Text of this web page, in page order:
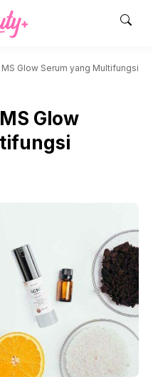
MS Glow Serum yang Multifungsi
Glow